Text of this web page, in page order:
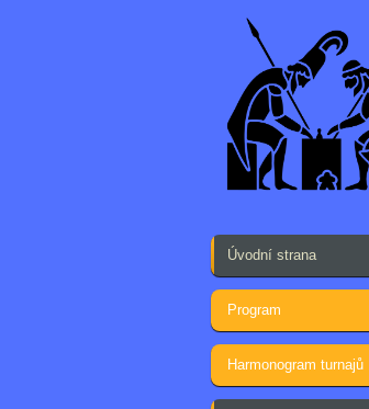
Úvodní strana
Program
Harmonogram turnajů